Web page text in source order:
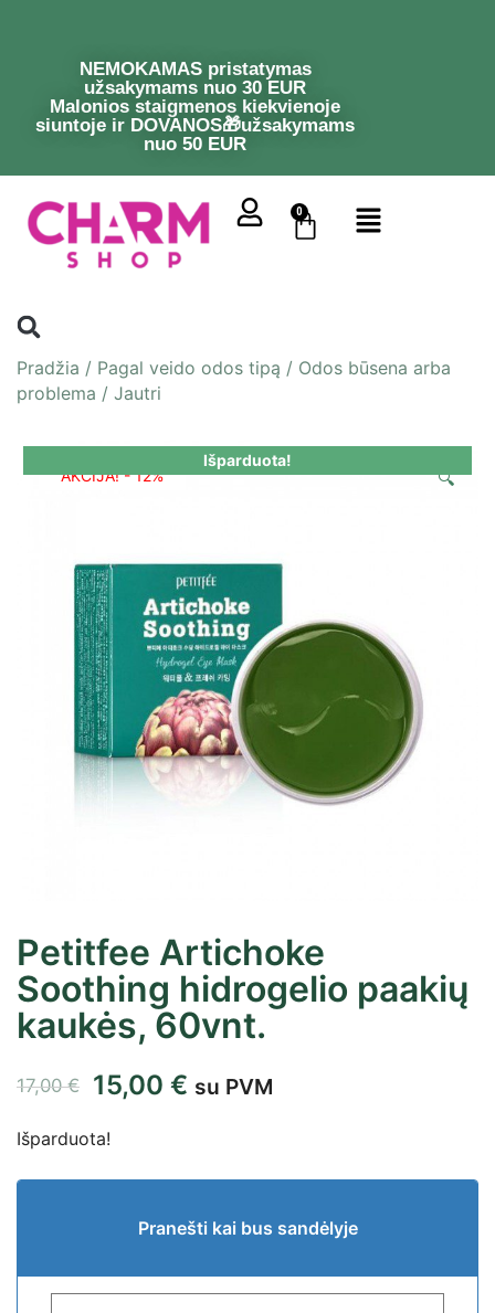
NEMOKAMAS pristatymas
užsakymams nuo 30 EUR
Malonios staigmenos kiekvienoje
siuntoje ir DOVANOS🎁užsakymams
nuo 50 EUR
0
Pradžia / Pagal veido odos tipą / Odos būsena arba
problema / Jautri
AKCIJA! - 12% 🔍
Išparduota!
Petitfee Artichoke
Soothing hidrogelio paakių
kaukės, 60vnt.
17,00€ 15,00 € su PVM
Išparduota!
Pranešti kai bus sandėlyje